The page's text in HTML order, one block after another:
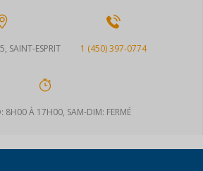
SAINT-ESPRIT 1 (450) 397-0774
8H00 À 17H00, SAM-DIM: FERMÉ